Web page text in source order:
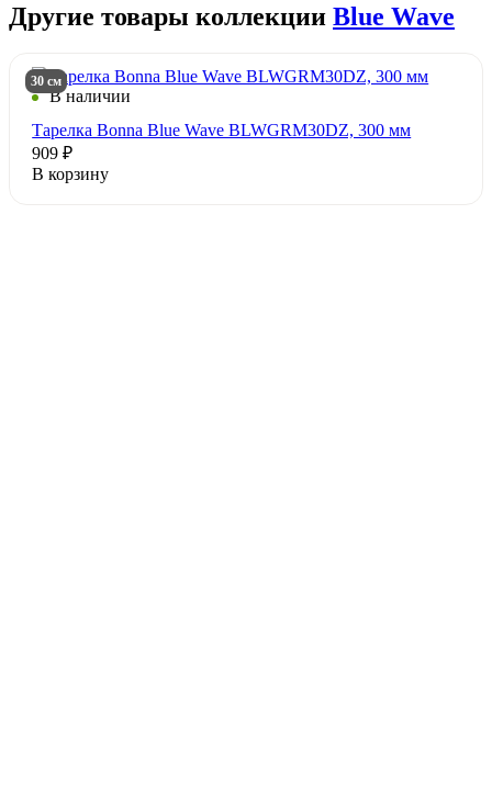
Другие товары коллекции Blue Wave
30 см
В наличии
Тарелка Bonna Blue Wave BLWGRM30DZ, 300 мм
909 ₽
В корзину